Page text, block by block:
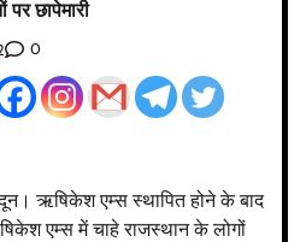
छापेमारी
0
ऋषिकेश एम्स स्थापित होने के बाद
एम्स में चाहे राजस्थान के लोगों